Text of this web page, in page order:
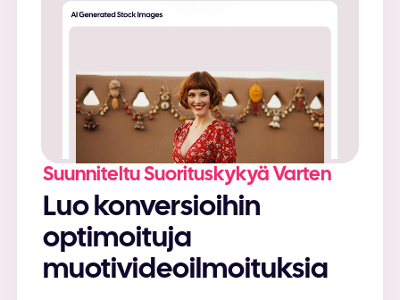
Suunniteltu Suorituskykyä Varten
Luo konversioihin
optimoituja
muotivideoilmoituksia